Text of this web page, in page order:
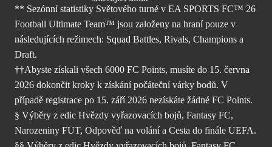
** Sezónní statistiky Světového turné v EA SPORTS FC™ 26
Football Ultimate Team™ jsou založeny na hraní pouze v
následujících režimech: Squad Battles, Rivals, Champions a
Draft.
††Abyste získali všech 6000 FC Points, musíte do 15. června
2026 dokončit kroky k získání počáteční várky bodů. V
případě registrace po 15. září 2026 nezískáte žádné FC Points.
§ Výběry z edic Hvězdy vyřazovacích bojů, Fantasy FC,
Narozeniny FUT, Odpověď na volání a Cesta do finále UEFA.